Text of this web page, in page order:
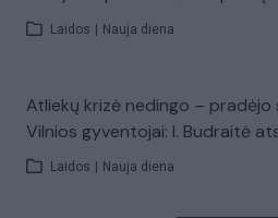
Laidos Nauja diena
Atliekų krizė nedingo – pradėjo
Vilnios gyventojai: I. Budraitė
Laidos Nauja diena